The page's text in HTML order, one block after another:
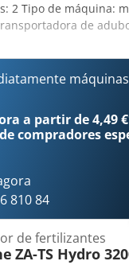
2 Tipo de máquina:
de
a partir de 4,49 €
compradores
810 84
de fertilizantes
ZA-TS Hydro